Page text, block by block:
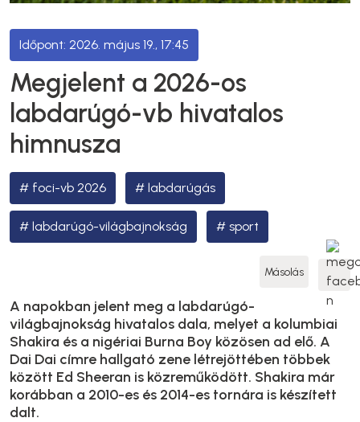
2026. május 19., 17:45
Megjelent a 2026-os
labdarúgó-vb hivatalos
himnusza
foci-vb 2026 labdarúgás
labdarúgó-világbajnokság sport
Másolás
A napokban jelent meg a labdarúgó-
világbajnokság hivatalos dala, melyet a kolumbiai
Shakira és a nigériai Burna Boy közösen ad elő. A
Dai Dai címre hallgató zene létrejöttében többek
között Ed Sheeran is közreműködött. Shakira már
korábban a 2010-es és 2014-es tornára is készített
dalt.